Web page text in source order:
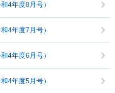
4年度8月号）
4年度7月号）
4年度6月号）
4年度5月号）